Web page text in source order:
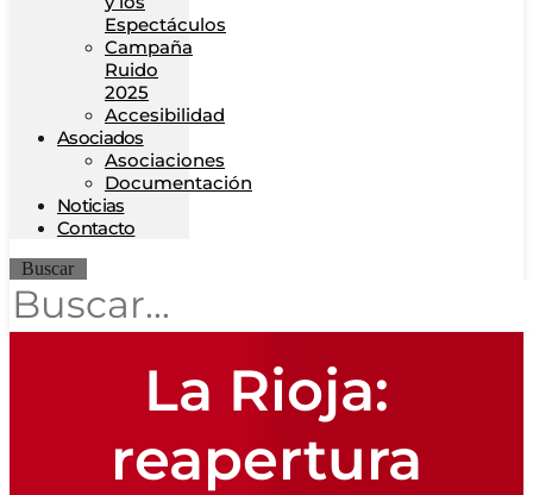
Espectáculos
Campaña
Ruido
2025
Accesibilidad
Asociados
Asociaciones
Documentación
Noticias
Contacto
Buscar
La Rioja:
reapertura